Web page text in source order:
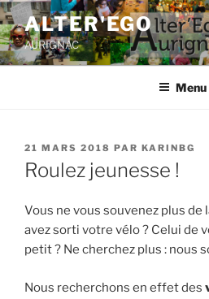
ALTER'EGO
AURIGNAC
Menu
21 MARS 2018 PAR KARINBG
Roulez jeunesse !
Vous ne vous souvenez plus de
avez sorti votre vélo ? Celui de
petit ? Ne cherchez plus : nous
Nous recherchons en effet des